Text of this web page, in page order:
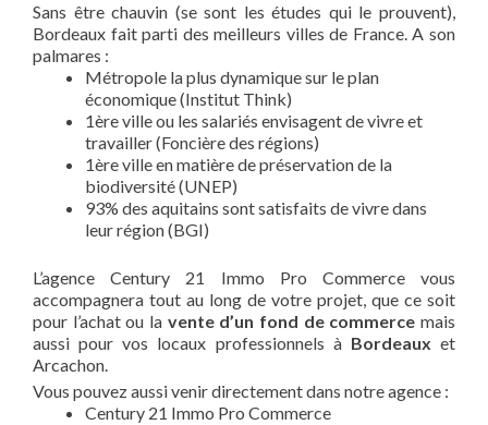
Sans être chauvin (se sont les études qui le prouvent),
Bordeaux fait parti des meilleurs villes de France. A son
palmares :
Métropole la plus dynamique sur le plan
économique (Institut Think)
1ère ville ou les salariés envisagent de vivre et
travailler (Foncière des régions)
1ère ville en matière de préservation de la
biodiversité (UNEP)
93% des aquitains sont satisfaits de vivre dans
leur région (BGI)
L’agence Century 21 Immo Pro Commerce vous
accompagnera tout au long de votre projet, que ce soit
pour l’achat ou la vente d’un fond de commerce mais
aussi pour vos locaux professionnels à Bordeaux et
Arcachon.
Vous pouvez aussi venir directement dans notre agence :
Century 21 Immo Pro Commerce